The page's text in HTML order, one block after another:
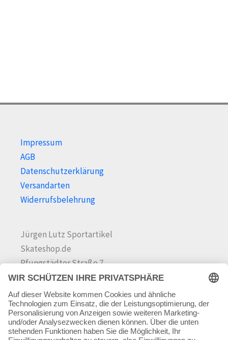
Impressum
AGB
Datenschutzerklärung
Versandarten
Widerrufsbelehrung
Jürgen Lutz Sportartikel
Skateshop.de
Pfungstädter Straße 7
64342 Seeheim-Jugenheim
Tel.06257 868181
Mail:info@skateshop.de